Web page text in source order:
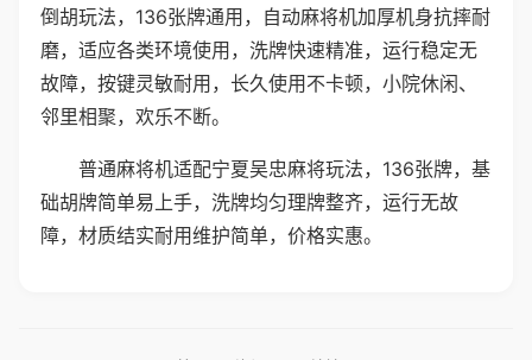
倒胡玩法，136张牌通用，自动麻将机加厚机身抗摔耐
磨，适应各类环境使用，洗牌快速精准，运行稳定无
故障，按键灵敏耐用，长久使用不卡顿，小院休闲、
邻里相聚，欢乐不断。
普通麻将机适配宁夏吴忠麻将玩法，136张牌，基
础胡牌简单易上手，洗牌均匀理牌整齐，运行无故
障，材质结实耐用维护简单，价格实惠。